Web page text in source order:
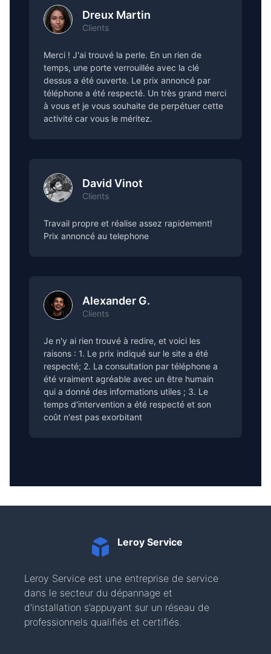
Dreux Martin
Clients
Merci ! J'ai trouvé la perle. En un rien de
temps, une porte verrouillée avec la clé
dessus a été ouverte. Le prix annoncé par
téléphone a été respecté. Un très grand merci
à vous et je vous souhaite de perpétuer cette
activité car vous le méritez.
David Vinot
Clients
Travail propre et réalise assez rapidement!
Prix annoncé au telephone
Alexander G.
Clients
Je n'y ai rien trouvé à redire, et voici les
raisons : 1. Le prix indiqué sur le site a été
respecté; 2. La consultation par téléphone a
été vraiment agréable avec un être humain
qui a donné des informations utiles ; 3. Le
temps d'intervention a été respecté et son
coût n'est pas exorbitant
Leroy Service
Leroy Service est une entreprise de service
dans le secteur du dépannage et
d'installation s’appuyant sur un réseau de
professionnels qualifiés et certifiés.